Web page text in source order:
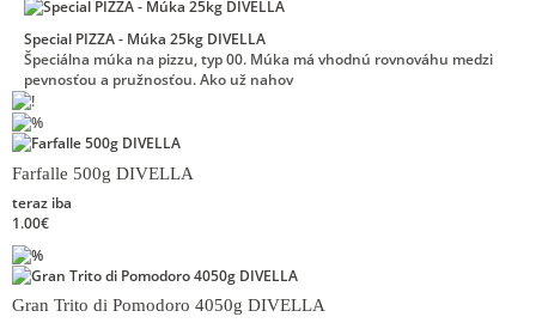
Special PIZZA - Múka 25kg DIVELLA
Špeciálna múka na pizzu, typ 00. Múka má vhodnú rovnováhu medzi
pevnosťou a pružnosťou. Ako už nahov
Farfalle 500g DIVELLA
teraz iba
1.00€
Gran Trito di Pomodoro 4050g DIVELLA